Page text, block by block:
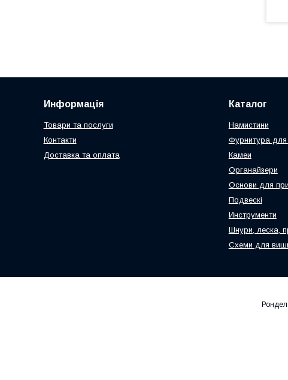
Информація
Товари та послуги
Контакти
Доставка та оплата
Каталог
Намистини
Фурнитура для
Камеи
Органайзери
Основи для
Подвескі
Инструменти
Шнури, леска,
Схеми для